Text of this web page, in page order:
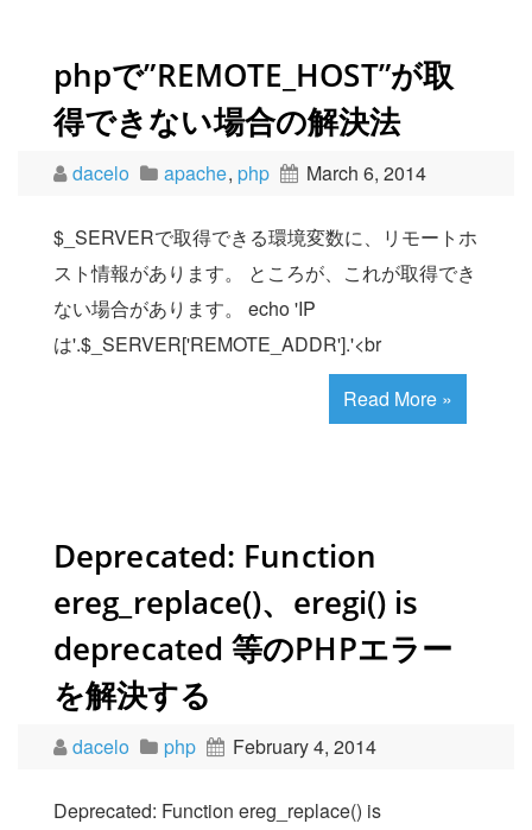
phpで”REMOTE_HOST”が取
得できない場合の解決法
dacelo apache, php March 6, 2014
$_SERVERで取得できる環境変数に、リモートホ
スト情報があります。 ところが、これが取得でき
ない場合があります。 echo 'IP
は'.$_SERVER['REMOTE_ADDR'].'<br
Read More »
Deprecated: Function
ereg_replace()、eregi() is
deprecated 等のPHPエラー
を解決する
dacelo php February 4, 2014
Deprecated: Function ereg_replace() is